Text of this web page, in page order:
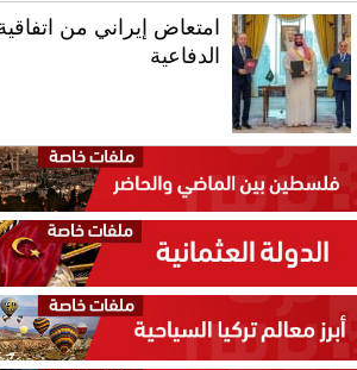
امتعاض إيراني من
الدفاعية